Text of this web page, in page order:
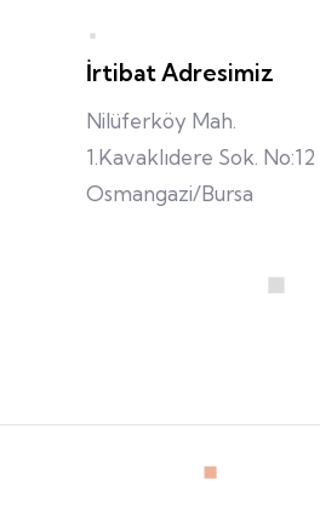
İrtibat Adresimiz
Nilüferköy Mah.
1.Kavaklıdere Sok. No:12
Osmangazi/Bursa